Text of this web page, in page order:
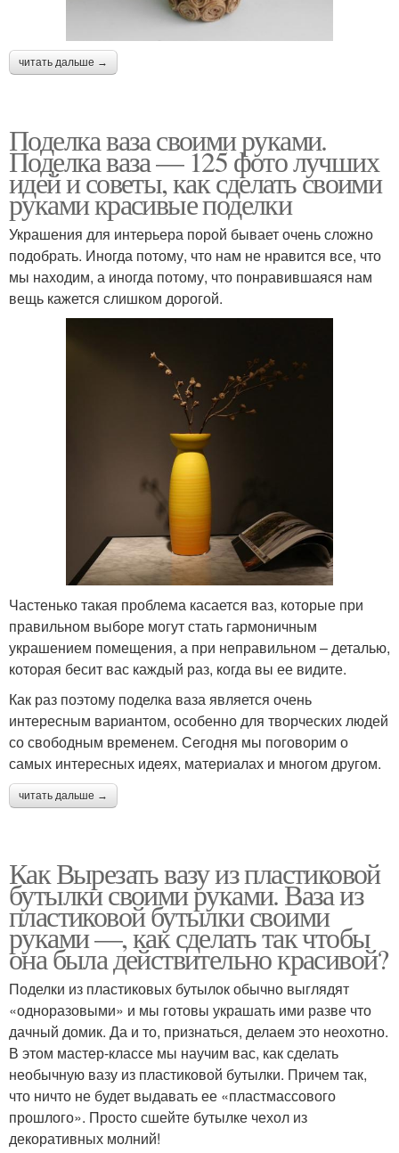
читать дальше →
Поделка ваза своими руками.
Поделка ваза — 125 фото лучших
идей и советы, как сделать своими
руками красивые поделки
Украшения для интерьера порой бывает очень сложно
подобрать. Иногда потому, что нам не нравится все, что
мы находим, а иногда потому, что понравившаяся нам
вещь кажется слишком дорогой.
Частенько такая проблема касается ваз, которые при
правильном выборе могут стать гармоничным
украшением помещения, а при неправильном – деталью,
которая бесит вас каждый раз, когда вы ее видите.
Как раз поэтому поделка ваза является очень
интересным вариантом, особенно для творческих людей
со свободным временем. Сегодня мы поговорим о
самых интересных идеях, материалах и многом другом.
читать дальше →
Как Вырезать вазу из пластиковой
бутылки своими руками. Ваза из
пластиковой бутылки своими
руками —, как сделать так чтобы
она была действительно красивой?
Поделки из пластиковых бутылок обычно выглядят
«одноразовыми» и мы готовы украшать ими разве что
дачный домик. Да и то, признаться, делаем это неохотно.
В этом мастер-классе мы научим вас, как сделать
необычную вазу из пластиковой бутылки. Причем так,
что ничто не будет выдавать ее «пластмассового
прошлого». Просто сшейте бутылке чехол из
декоративных молний!